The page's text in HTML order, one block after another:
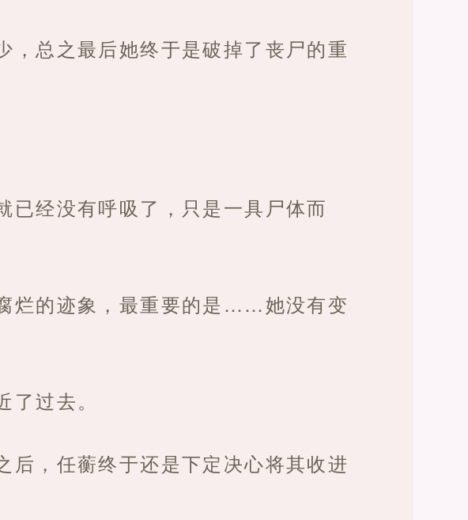
，总之最后她终于是破掉了丧尸的重
已经没有呼吸了，只是一具尸体而
烂的迹象，最重要的是……她没有变
过去。
后，任蘅终于还是下定决心将其收进